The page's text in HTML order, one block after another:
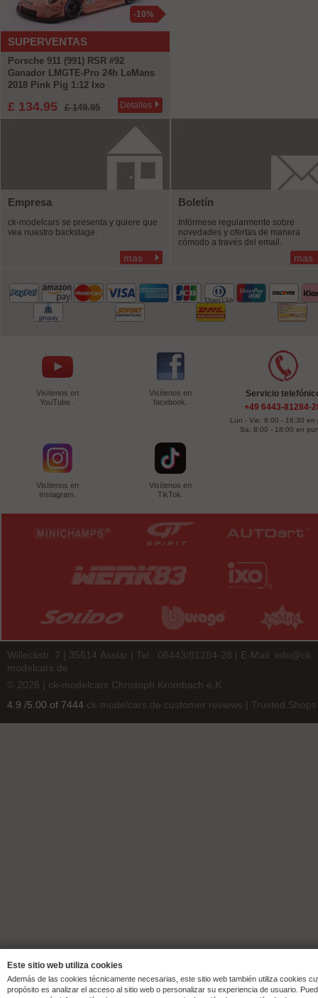
SUPERVENTAS
-10%
Porsche 911 (991) RSR #92
Ganador LMGTE-Pro 24h LeMans
2018 Pink Pig 1:12 Ixo
£ 134.95 £ 149.95 Detalles
Empresa
ck-modelcars se presenta y quiere que
vea nuestro backstage.
mas
Boletín
Infórmese regularmente sobre
novedades y ofertas de manera
cómodo a través del email.
mas
Visítenos en
YouTube .
Visítenos en
facebook.
Visítenos en
Instagram.
Visítenos en
TikTok.
Servicio
+49 6443-81284-
Lun - Vie: 9:00 - 16:30 en
Sa: 8:00 - 18:00 en
Willeckstr. 7 | 35614 Asslar | Tel.: 06443/81284-28 | E-Mail: info@ck-
modelcars.de
© 2026 | ck-modelcars Christoph Krombach e.K.
4.9 /5.00 of 7444 ck-modelcars.de customer reviews | Trusted Shops
Este sitio web utiliza cookies
Además de las cookies técnicamente necesarias, este sitio web también utiliza cookies
propósito es analizar el acceso al sitio web o personalizar su experiencia de usuario.